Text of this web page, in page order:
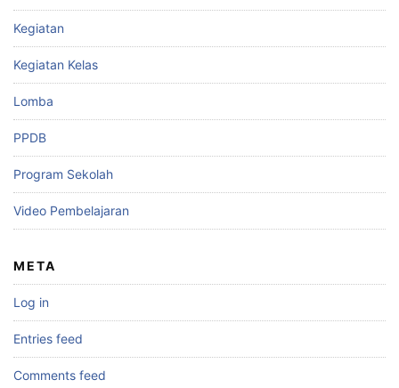
Kegiatan
Kegiatan Kelas
Lomba
PPDB
Program Sekolah
Video Pembelajaran
META
Log in
Entries feed
Comments feed